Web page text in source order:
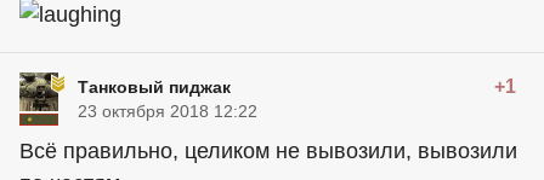
Танковый пиджак +1
23 октября 2018 12:22
Всё правильно, целиком не вывозили, вывозили